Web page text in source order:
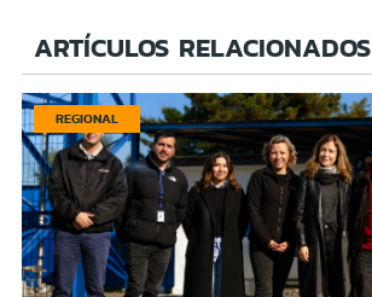
ARTÍCULOS RELACIONADOS
REGIONAL